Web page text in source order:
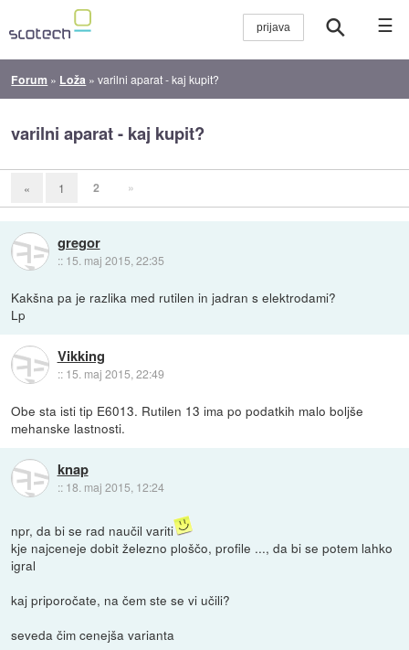
☰
Forum » Loža »varilni aparat - kaj kupit?
varilni aparat - kaj kupit?
« 1 2 »
gregor
:: 15. maj 2015, 22:35
Kakšna pa je razlika med rutilen in jadran s elektrodami?
Lp
Vikking
:: 15. maj 2015, 22:49
Obe sta isti tip E6013. Rutilen 13 ima po podatkih malo boljše
mehanske lastnosti.
knap
:: 18. maj 2015, 12:24
npr, da bi se rad naučil variti
kje najceneje dobit železno ploščo, profile ..., da bi se potem lahko
igral
kaj priporočate, na čem ste se vi učili?
seveda čim cenejša varianta